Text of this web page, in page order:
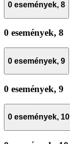
0 események, 8
0 események, 8
0 események, 9
0 események, 9
0 események, 10